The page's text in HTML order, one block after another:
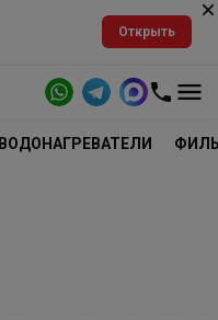
Открыть
ВОДОНАГРЕВАТЕЛИ